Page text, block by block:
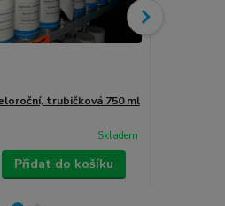
trubičková 750 ml
Skladem
Přidat do košíku